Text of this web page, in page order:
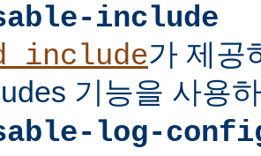
include
가 제공
기능을 사용
log-